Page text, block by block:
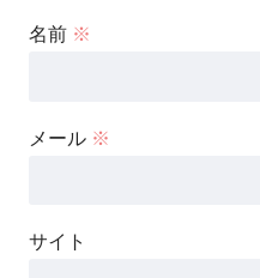
名前 ※
メール ※
サイト